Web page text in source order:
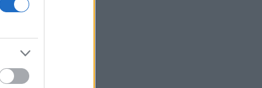
AI Qwen της Alibaba
Βουλγαρία: Drone συνετρίβη κοντά
κοντά σε σταθμό συμπίεσης του
διαβαλκανικού αγωγού φυσικού αερίου